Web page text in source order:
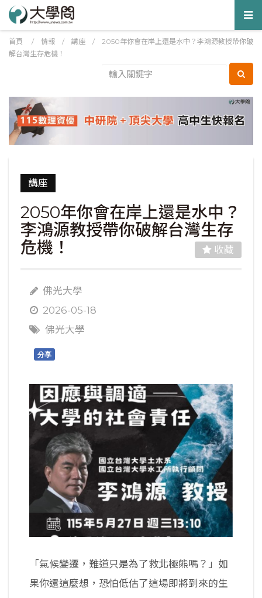
首頁 / 情報 / 講座 / 2050年你會在岸上還是水中？李鴻源教授帶你破
解台灣生存危機！
講座
2050年你會在岸上還是水中？
李鴻源教授帶你破解台灣生存
危機！
收藏
佛光大學
2026-05-18
佛光大學
分享
「氣候變遷，難道只是為了救北極熊嗎？」如
果你還這麼想，恐怕低估了這場即將到來的生